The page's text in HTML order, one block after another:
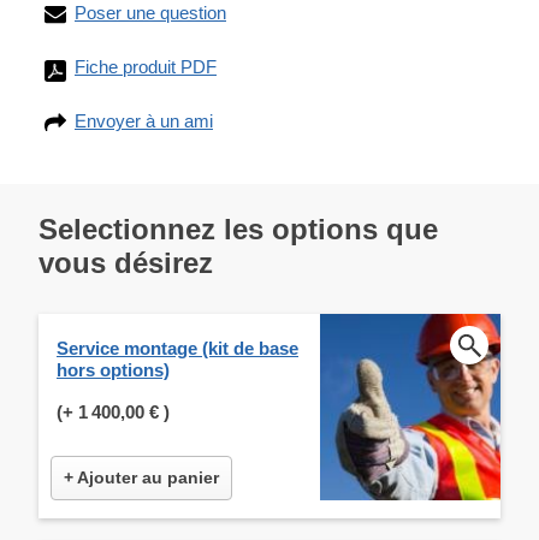
Poser une question
Fiche produit PDF
Envoyer à un ami
Selectionnez les options que
vous désirez
Service montage (kit de base
hors options)
(+ 1 400,00 € )
+ Ajouter au panier